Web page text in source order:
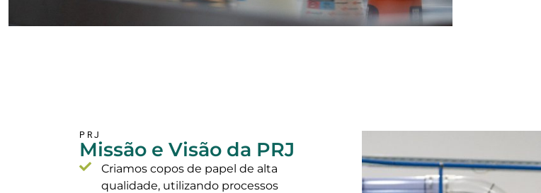
PRJ
Missão e Visão da PRJ
Criamos copos de papel de alta
qualidade, utilizando processos